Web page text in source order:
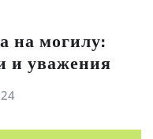
на могилу:
и уважения